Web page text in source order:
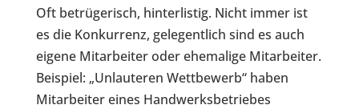
Oft betrügerisch, hinterlistig. Nicht immer ist
es die Konkurrenz, gelegentlich sind es auch
eigene Mitarbeiter oder ehemalige Mitarbeiter.
Beispiel: „Unlauteren Wettbewerb“ haben
Mitarbeiter eines Handwerksbetriebes